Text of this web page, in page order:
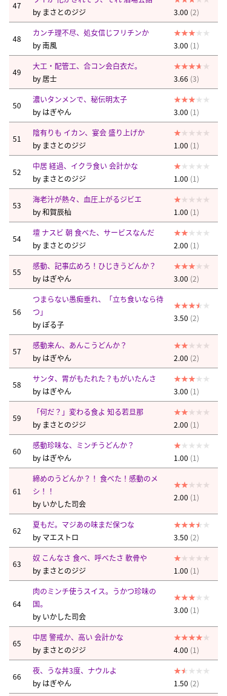
47
by まさとのジジ 3.00 (2)
48
カンチ理不尽、処女信じフリチンか
by南風 3.00 (1)
49
大工・配管工、合コン会白衣だ。
by 居士 3.66 (3)
50
濃いタンメンで、秘伝明太子
by はぎやん 3.00 (1)
51
陰有りも イカン、宴会 盛り上げか
by まさとのジジ 1.00 (1)
52
中居 経過、イクラ食い 会計かな
by まさとのジジ 1.00 (1)
53
海老汁が熱々、血圧上がるジビエ
by和賀辰杣 1.00 (1)
54
壇 ナスビ 朝 食べた、サービスなんだ
by まさとのジジ 2.00 (1)
55
感動、記事広めろ！ひじきうどんか？
by はぎやん 3.00 (2)
56
つまらない愚痴垂れ、「立ち食いなら待
つ」
by ぽる子
3.50 (2)
57
感動来ん、あんこうどんか？
by はぎやん 2.00 (2)
58
サンタ、胃がもたれた？もがいたんさ
by はぎやん 3.00 (1)
59
「何だ？」変わる食よ 知る若旦那
by まさとのジジ 2.00 (1)
60
感動珍味な、ミンチうどんか？
by はぎやん 1.00 (1)
61
締めのうどんか？！ 食べた！感動のメ
シ！！
by いかした司会
2.00 (1)
62
夏もだ。マジあの味まだ保つな
by マエストロ 3.50 (2)
63
奴 こんなさ 食べ、呼べたさ 軟骨や
by まさとのジジ 1.00 (1)
64
肉のミンチ使うスイス。うかつ珍味の
国。
by いかした司会
3.00 (1)
65
中居 警戒か、高い 会計かな
by まさとのジジ 4.00 (1)
66
夜、うな丼3度、ナウルよ
by はぎやん 1.50 (2)